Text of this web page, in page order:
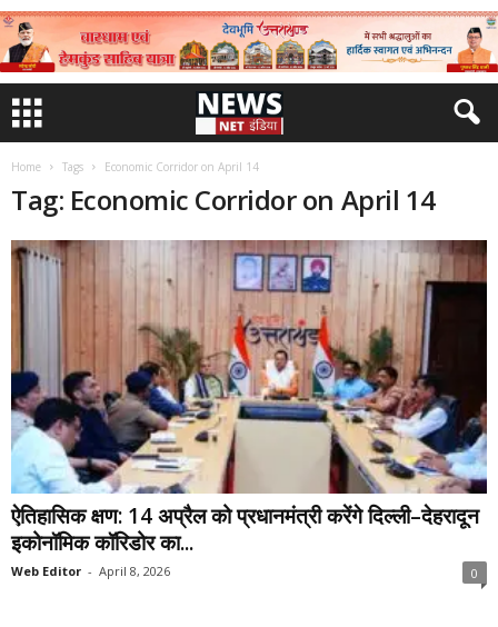
Home Tags Economic Corridor on April 14
Tag: Economic Corridor on April 14
ऐतिहासिक क्षण: 14 अप्रैल को प्रधानमंत्री करेंगे दिल्ली–देहरादून
इकोनॉमिक कॉरिडोर का...
Web Editor - April 8, 2026 0